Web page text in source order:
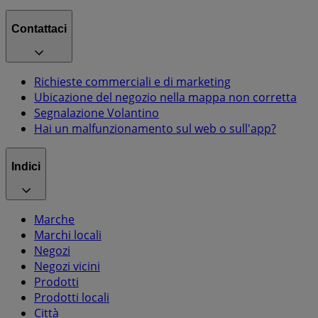
Contattaci
Richieste commerciali e di marketing
Ubicazione del negozio nella mappa non corretta
Segnalazione Volantino
Hai un malfunzionamento sul web o sull'app?
Indici
Marche
Marchi locali
Negozi
Negozi vicini
Prodotti
Prodotti locali
Città